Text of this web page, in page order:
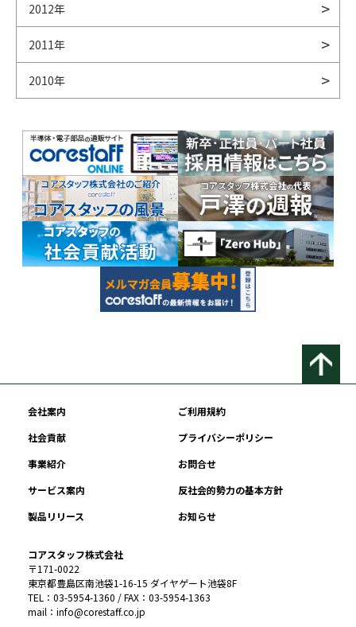
2012年
2011年
2010年
会社案内
ご利用規約
社会貢献
プライバシーポリシー
事業紹介
お問合せ
サービス案内
反社会的勢力の基本方針
製品リリース
お知らせ
コアスタッフ株式会社
〒171-0022
東京都豊島区南池袋1-16-15 ダイヤゲート池袋8F
TEL：03-5954-1360 / FAX：03-5954-1363
mail：info@corestaff.co.jp